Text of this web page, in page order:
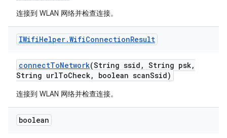
连接到 WLAN 网络并检查连接。
IWifiHelper.WifiConnectionResult
connectToNetwork(String ssid , String psk,
String urlToCheck, boolean scanSsid)
连接到 WLAN 网络并检查连接。
boolean